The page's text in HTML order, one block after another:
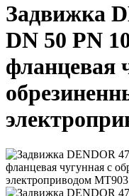
Задвижка
DN 50 PN
фланцевая